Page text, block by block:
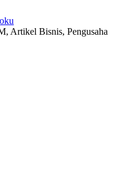
Artikel Bisnis, Pengusaha